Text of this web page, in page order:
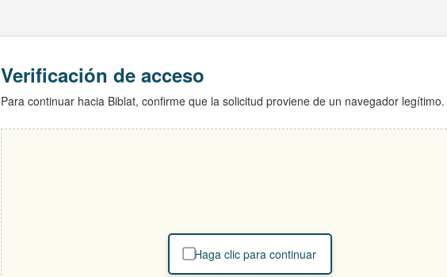
Verificación de acceso
Para continuar hacia Biblat, confirme que la solicitud proviene de un navegador legítimo.
Haga clic para continuar